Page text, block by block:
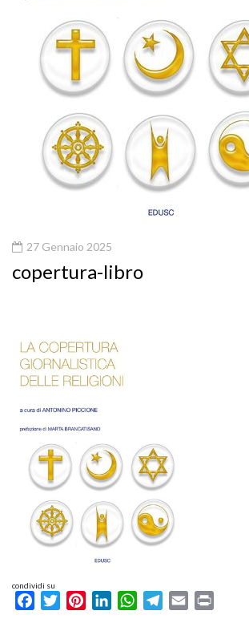
27 Gennaio 2025
copertura-libro
condividi su
FacebookTwitterPinterestLinkedInWhatsAppTelegram
Email